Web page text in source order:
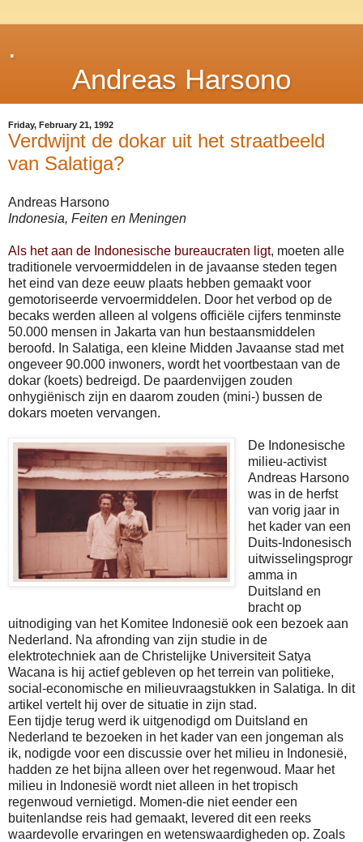
.
Andreas Harsono
Friday, February 21, 1992
Verdwijnt de dokar uit het straatbeeld
van Salatiga?
Andreas Harsono
Indonesia, Feiten en Meningen
Als het aan de Indonesische bureaucraten ligt, moeten alle
traditionele vervoermiddelen in de javaanse steden tegen
het eind van deze eeuw plaats hebben gemaakt voor
gemotoriseerde vervoermiddelen. Door het verbod op de
becaks werden alleen al volgens officiële cijfers tenminste
50.000 mensen in Jakarta van hun bestaansmiddelen
beroofd. In Salatiga, een kleine Midden Javaanse stad met
ongeveer 90.000 inwoners, wordt het voortbestaan van de
dokar (koets) bedreigd. De paardenvijgen zouden
onhygiënisch zijn en daarom zouden (mini-) bussen de
dokars moeten vervangen.
De Indonesische
milieu-activist
Andreas Harsono
was in de herfst
van vorig jaar in
het kader van een
Duits-Indonesisch
uitwisselingsprogr
amma in
Duitsland en
bracht op
uitnodiging van het Komitee Indonesië ook een bezoek aan
Nederland. Na afronding van zijn studie in de
elektrotechniek aan de Christelijke Universiteit Satya
Wacana is hij actief gebleven op het terrein van politieke,
social-economische en milieuvraagstukken in Salatiga. In dit
artikel vertelt hij over de situatie in zijn stad.
Een tijdje terug werd ik uitgenodigd om Duitsland en
Nederland te bezoeken in het kader van een jongeman als
ik, nodigde voor een discussie over het milieu in Indonesië,
hadden ze het bijna alleen over het regenwoud. Maar het
milieu in Indonesië wordt niet alleen in het tropisch
regenwoud vernietigd. Momen-die niet eender een
buitenlandse reis had gemaakt, levered dit een reeks
waardevolle ervaringen en wetenswaardigheden op. Zoals